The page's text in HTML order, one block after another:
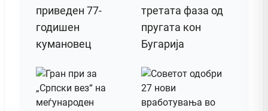
приведен 77-
годишен
кумановец
третата фаза од
пругата кон
Бугарија